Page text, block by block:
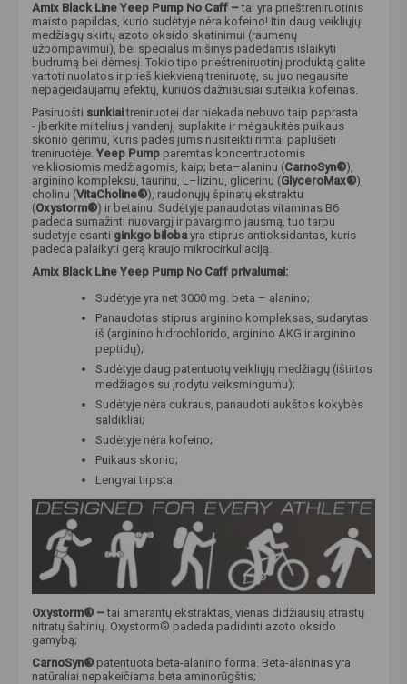
Amix Black Line Yeep Pump No Caff –tai yra prieštreniruotinis
maisto papildas, kurio sudėtyje nėra kofeino! Itin daug veikliųjų
medžiagų skirtų azoto oksido skatinimui (raumenų
užpompavimui), bei specialus mišinys padedantis išlaikyti
budrumą bei dėmesį. Tokio tipo prieštreniruotinį produktą galite
vartoti nuolatos ir prieš kiekvieną treniruotę, su juo negausite
nepageidaujamų efektų, kuriuos dažniausiai suteikia kofeinas.
Pasiruošti sunkiaitreniruotei dar niekada nebuvo taip paprasta
- įberkite miltelius į vandenį, suplakite ir mėgaukitės puikaus
skonio gėrimu, kuris padės jums nusiteikti rimtai paplušėti
treniruotėje. Yeep Pump paremtas koncentruotomis
veikliosiomis medžiagomis, kaip; beta–alaninu (CarnoSyn®),
arginino kompleksu, taurinu, L–lizinu, glicerinu (GlyceroMax®),
cholinu (VitaCholine®), raudonųjų špinatų ekstraktu
(Oxystorm®) ir betainu. Sudėtyje panaudotas vitaminas B6
padeda sumažinti nuovargį ir pavargimo jausmą, tuo tarpu
sudėtyje esanti ginkgo bilobayra stiprus antioksidantas, kuris
padeda palaikyti gerą kraujo mikrocirkuliaciją.
Amix Black Line Yeep Pump No Caff privalumai:
Sudėtyje yra net 3000 mg. beta – alanino;
Panaudotas stiprus arginino kompleksas, sudarytas
iš (arginino hidrochlorido, arginino AKG ir arginino
peptidų);
Sudėtyje daug patentuotų veikliųjų medžiagų (ištirtos
medžiagos su įrodytu veiksmingumu);
Sudėtyje nėra cukraus, panaudoti aukštos kokybės
saldikliai;
Sudėtyje nėra kofeino;
Puikaus skonio;
Lengvai tirpsta.
Oxystorm® –tai amarantų ekstraktas, vienas didžiausių atrastų
nitratų šaltinių. Oxystorm® padeda padidinti azoto oksido
gamybą;
CarnoSyn® patentuota beta-alanino forma. Beta-alaninas yra
natūraliai nepakeičiama beta aminorūgštis;